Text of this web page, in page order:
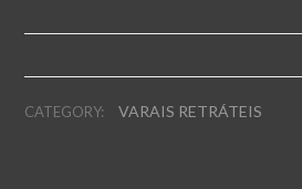
CATEGORY: VARAIS RETRÁTEIS